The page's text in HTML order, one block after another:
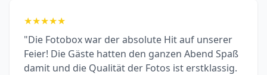
★★★★★
"Die Fotobox war der absolute Hit auf unserer
Feier! Die Gäste hatten den ganzen Abend Spaß
damit und die Qualität der Fotos ist erstklassig.